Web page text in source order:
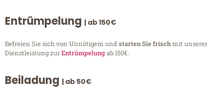
Entrümpelung | ab 150€
Befreien Sie sich von Unnötigem undstarten Sie frischmit unserer
Dienstleistung zurEntrümpelungab 150€.
Beiladung | ab 50€